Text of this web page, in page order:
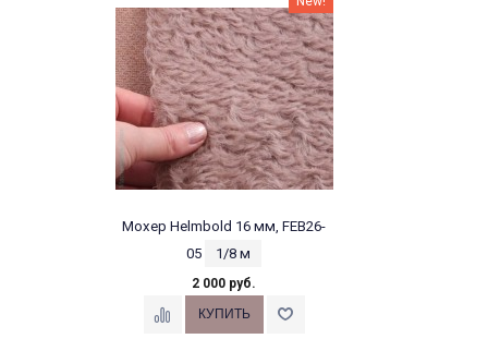
Мохер Helmbold 16 мм, FEB26-
05
1/8 м
2 000 руб.